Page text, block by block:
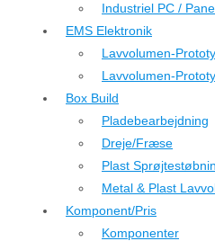
Industriel PC /
EMS Elektronik
Lavvolumen-
Lavvolumen-
Box Build
Pladebearbejdning
Dreje/Fræse
Plast
Metal & Plast
Komponent/Pris
Komponenter